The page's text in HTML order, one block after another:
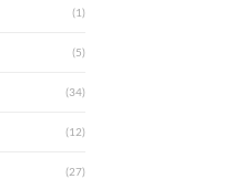
(1)
(5)
(34)
(12)
(27)